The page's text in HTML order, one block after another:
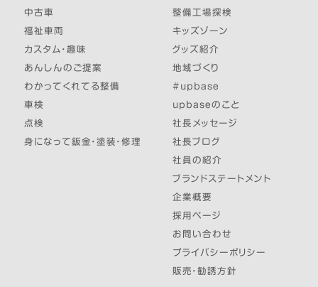
中古車
福祉車両
カスタム・趣味
あんしんのご提案
わかってくれてる整備
車検
点検
身になって鈑金・塗装・修理
整備工場探検
キッズゾーン
グッズ紹介
地域づくり
#upbase
upbaseのこと
社長メッセージ
社長ブログ
社員の紹介
ブランドステートメント
企業概要
採用ページ
お問い合わせ
プライバシーポリシー
販売・勧誘方針